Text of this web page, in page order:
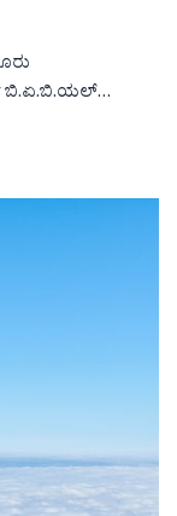
ಬಿ.ಏ.ಬಿ.ಯಲ್…